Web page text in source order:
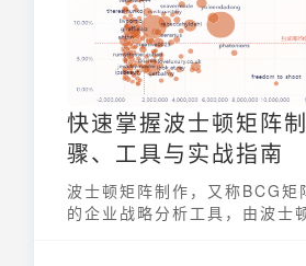
快速掌握波士顿矩阵
骤、工具与实战指南
波士顿矩阵制作，又称BCG矩
的企业战略分析工具，由波士